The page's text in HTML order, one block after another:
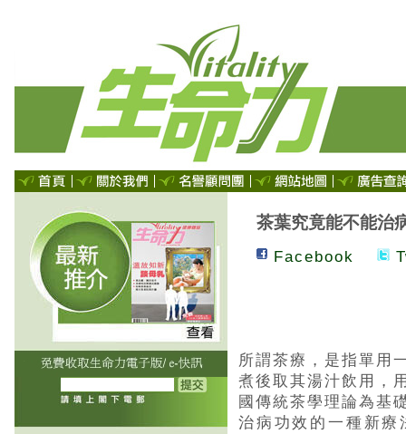
茶葉究竟能不能治
Facebook
所謂茶療，是指單用
煮後取其湯汁飲用，
國傳統茶學理論為基
治病功效的一種新